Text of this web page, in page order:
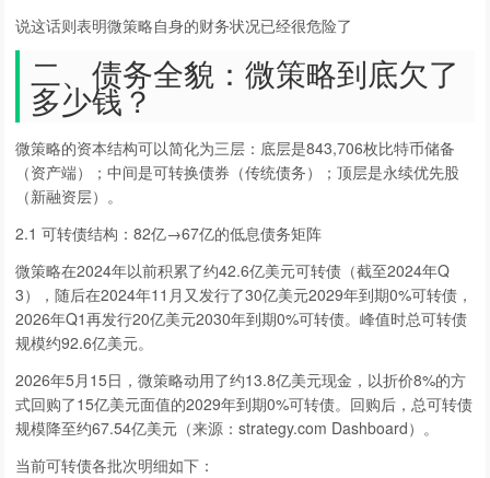
说这话则表明微策略自身的财务状况已经很危险了
二、债务全貌：微策略到底欠了
多少钱？
微策略的资本结构可以简化为三层：底层是843,706枚比特币储备
（资产端）；中间是可转换债券（传统债务）；顶层是永续优先股
（新融资层）。
2.1 可转债结构：82亿→67亿的低息债务矩阵
微策略在2024年以前积累了约42.6亿美元可转债（截至2024年Q
3），随后在2024年11月又发行了30亿美元2029年到期0%可转债，
2026年Q1再发行20亿美元2030年到期0%可转债。峰值时总可转债
规模约92.6亿美元。
2026年5月15日，微策略动用了约13.8亿美元现金，以折价8%的方
式回购了15亿美元面值的2029年到期0%可转债。回购后，总可转债
规模降至约67.54亿美元（来源：strategy.com Dashboard）。
当前可转债各批次明细如下：